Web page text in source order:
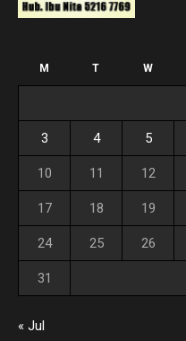
M T W
3 4 5
10 11 12
17 18 19
24 25 26
31
« Jul